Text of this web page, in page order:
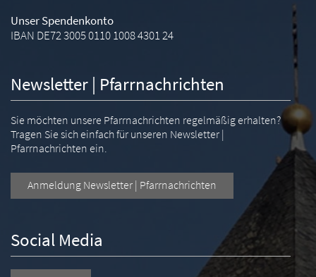
Unser Spendenkonto
IBAN DE72 3005 0110 1008 4301 24
Newsletter | Pfarrnachrichten
Sie möchten unsere Pfarrnachrichten regelmäßig erhalten?
Tragen Sie sich einfach für unseren Newsletter |
Pfarrnachrichten ein.
Anmeldung Newsletter | Pfarrnachrichten
Social Media